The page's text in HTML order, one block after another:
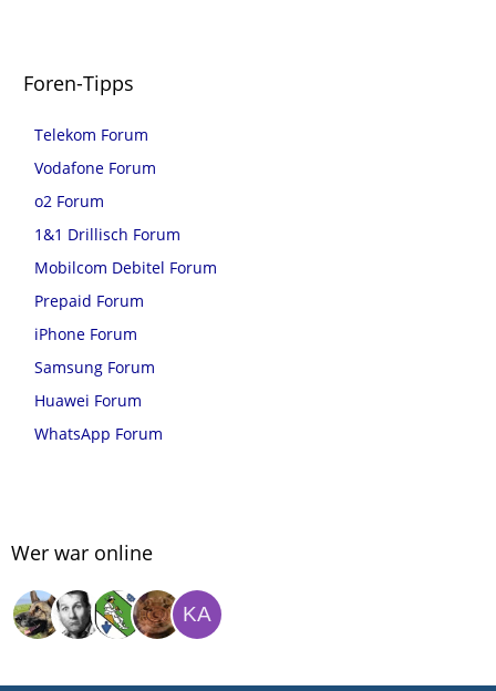
Foren-Tipps
Telekom Forum
Vodafone Forum
o2 Forum
1&1 Drillisch Forum
Mobilcom Debitel Forum
Prepaid Forum
iPhone Forum
Samsung Forum
Huawei Forum
WhatsApp Forum
Wer war online